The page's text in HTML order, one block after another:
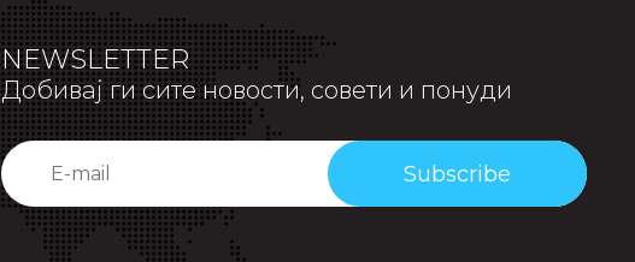
NEWSLETTER
Добивај ги сите новости, совети и понуди
Subscribe